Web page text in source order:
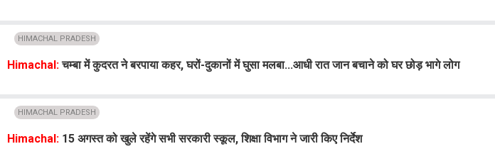
HIMACHAL PRADESH
Himachal:चम्बा में कुदरत ने बरपाया कहर, घरों-दुकानों में घुसा मलबा...आधी रात जान बचाने को घर छोड़ भागे लोग
HIMACHAL PRADESH
Himachal: 15 अगस्त को खुले रहेंगे सभी सरकारी स्कूल, शिक्षा विभाग ने जारी किए निर्देश